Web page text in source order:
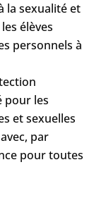
la sexualité et
élèves
personnels à
pour les
et sexuelles
par
pour toutes